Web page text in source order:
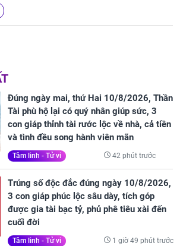
Đúng ngày mai, thứ Hai 10/8/2026, Thần
Tài phù hộ lại có quý nhân giúp sức, 3
con giáp thỉnh tài rước lộc về nhà, cả tiền
và tình đều song hành viên mãn
Tâm linh - Tử vi 42 phút trước
Trúng số độc đắc đúng ngày 10/8/2026,
3 con giáp phúc lộc sâu dày, tích góp
được gia tài bạc tỷ, phủ phê tiêu xài đến
cuối đời
Tâm linh - Tử vi 1 giờ 49 phút trước